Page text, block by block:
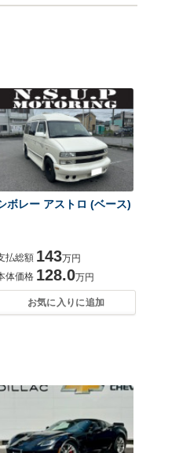
ボレー アストロ (ベース)
払総額 143万円
体価格 128.0万円
お気に入りに追加